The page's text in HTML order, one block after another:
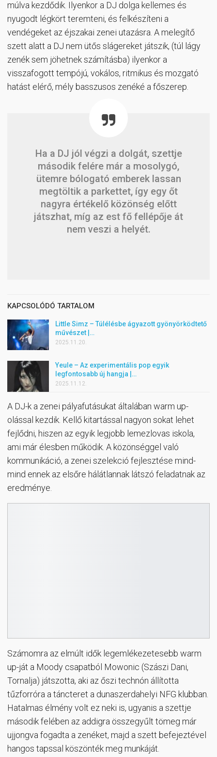
múlva kezdődik. Ilyenkor a DJ dolga kellemes és
nyugodt légkört teremteni, és felkészíteni a
vendégeket az éjszakai zenei utazásra. A melegítő
szett alatt a DJ nem ütős slágereket játszik, (túl lágy
zenék sem jöhetnek számításba) ilyenkor a
visszafogott tempójú, vokálos, ritmikus és mozgató
hatást elérő, mély basszusos zenéké a főszerep.
Ha a DJ jól végzi a dolgát, szettje
második felére már a mosolygó,
ütemre bólogató emberek lassan
megtöltik a parkettet, így egy őt
nagyra értékelő közönség előtt
játszhat, míg az est fő fellépője át
nem veszi a helyét.
KAPCSOLÓDÓ TARTALOM
Little Simz – Túlélésbe ágyazott gyönyörködtető
művészet |…
2025.11.20.
Yeule – Az experimentális pop egyik
legfontosabb új hangja |…
2025.11.12.
A DJ-k a zenei pályafutásukat általában warm up-
olással kezdik. Kellő kitartással nagyon sokat lehet
fejlődni, hiszen az egyik legjobb lemezlovas iskola,
ami már élesben működik. A közönséggel való
kommunikáció, a zenei szelekció fejlesztése mind-
mind ennek az elsőre hálátlannak látszó feladatnak az
eredménye.
Számomra az elmúlt idők legemlékezetesebb warm
up-ját a Moody csapatból Mowonic (Szászi Dani,
Tornalja) játszotta, aki az őszi technón állította
tűzforróra a táncteret a dunaszerdahelyi NFG klubban.
Hatalmas élmény volt ez neki is, ugyanis a szettje
második felében az addigra összegyűlt tömeg már
ujjongva fogadta a zenéket, majd a szett befejeztével
hangos tapssal köszönték meg munkáját.